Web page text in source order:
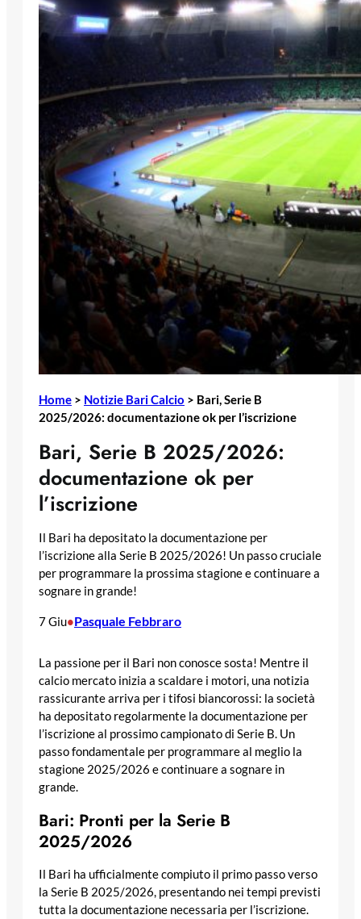
Home > Notizie Bari Calcio > Bari, Serie B
2025/2026: documentazione ok per l’iscrizione
Bari, Serie B 2025/2026:
documentazione ok per
l’iscrizione
Il Bari ha depositato la documentazione per
l’iscrizione alla Serie B 2025/2026! Un passo cruciale
per programmare la prossima stagione e continuare a
sognare in grande!
7 Giu•Pasquale Febbraro
La passione per il Bari non conosce sosta! Mentre il
calcio mercato inizia a scaldare i motori, una notizia
rassicurante arriva per i tifosi biancorossi: la società
ha depositato regolarmente la documentazione per
l’iscrizione al prossimo campionato di Serie B. Un
passo fondamentale per programmare al meglio la
stagione 2025/2026 e continuare a sognare in
grande.
Bari: Pronti per la Serie B
2025/2026
Il Bari ha ufficialmente compiuto il primo passo verso
la Serie B 2025/2026, presentando nei tempi previsti
tutta la documentazione necessaria per l’iscrizione.